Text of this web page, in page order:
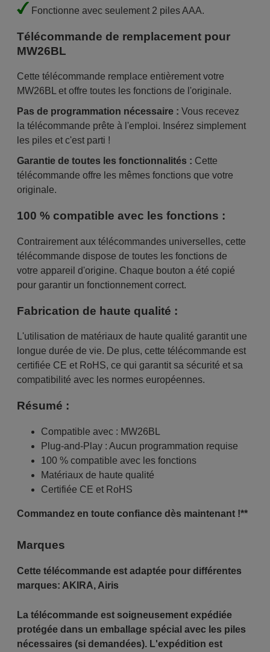
Fonctionne avec seulement 2 piles AAA.
Télécommande de remplacement pour
MW26BL
Cette télécommande remplace entièrement votre
MW26BL et offre toutes les fonctions de l'originale.
Pas de programmation nécessaire : Vous recevez
la télécommande prête à l'emploi. Insérez simplement
les piles et c'est parti !
Garantie de toutes les fonctionnalités : Cette
télécommande offre les mêmes fonctions que votre
originale.
100 % compatible avec les fonctions :
Contrairement aux télécommandes universelles, cette
télécommande dispose de toutes les fonctions de
votre appareil d'origine. Chaque bouton a été copié
pour garantir un fonctionnement correct.
Fabrication de haute qualité :
L'utilisation de matériaux de haute qualité garantit une
longue durée de vie. De plus, cette télécommande est
certifiée CE et RoHS, ce qui garantit sa sécurité et sa
compatibilité avec les normes européennes.
Résumé :
Compatible avec : MW26BL
Plug-and-Play : Aucun programmation requise
100 % compatible avec les fonctions
Matériaux de haute qualité
Certifiée CE et RoHS
Commandez en toute confiance dès maintenant !**
Marques
Cette télécommande est adaptée pour différentes
marques: AKIRA, Airis
La télécommande est soigneusement expédiée
protégée dans un emballage spécial avec les piles
nécessaires (si demandées). L'expédition est